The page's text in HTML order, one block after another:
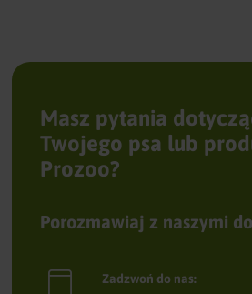
Masz pytania
Twojego psa lub
Prozoo?
Porozmawiaj z naszymi
Zadzwoń do nas: